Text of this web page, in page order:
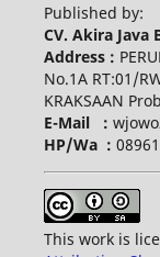
Published by:
CV. Akira Java
Address :
No.1A RT:01/
KRAKSAAN
E-Mail :
HP/Wa :
This work is